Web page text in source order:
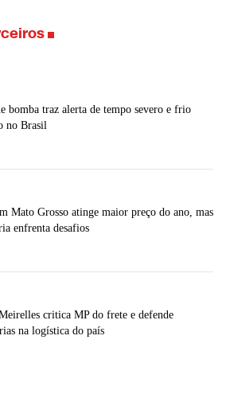
bomba traz alerta de tempo severo e frio
no Brasil
Mato Grosso atinge maior preço do ano, mas
enfrenta desafios
critica MP do frete e defende
na logística do país